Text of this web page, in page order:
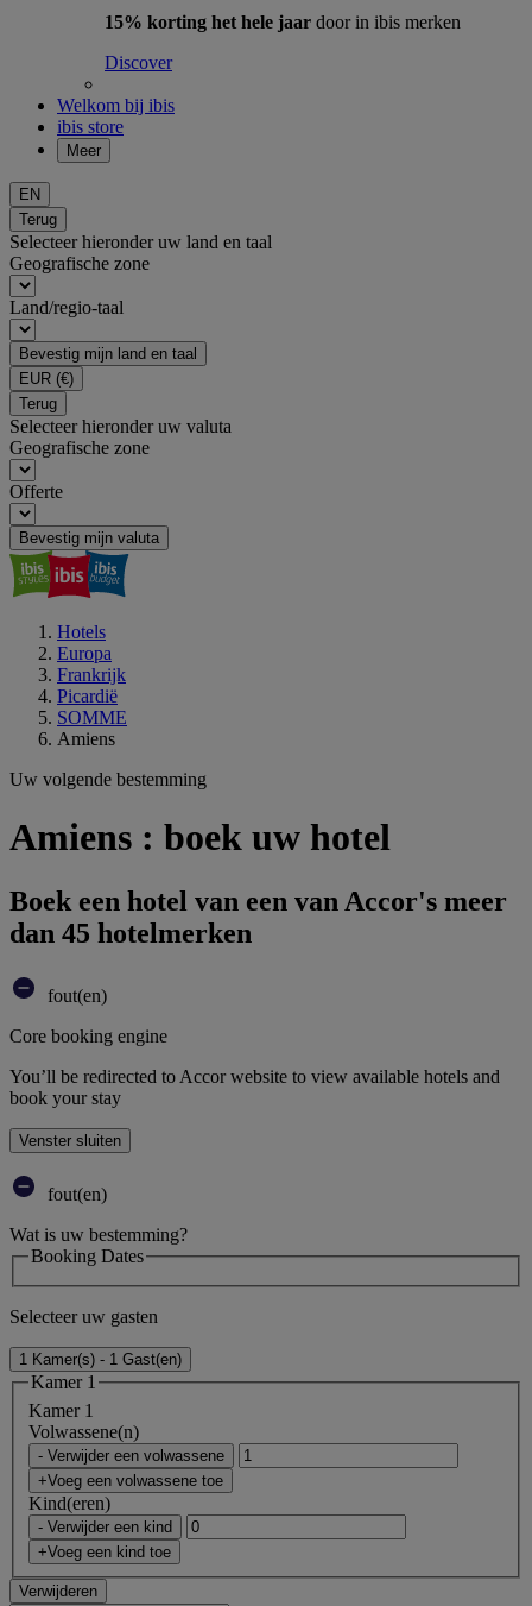
15% korting het hele jaar door in ibis merken
Discover
Welkom bij ibis
ibis store
Meer
EN
Terug
Selecteer hieronder uw land en taal
Geografische zone
Land/regio-taal
Bevestig mijn land en taal
EUR (€)
Terug
Selecteer hieronder uw valuta
Geografische zone
Offerte
Bevestig mijn valuta
Hotels
Europa
Frankrijk
Picardië
SOMME
Amiens
Uw volgende bestemming
Amiens : boek uw hotel
Boek een hotel van een van Accor's meer
dan 45 hotelmerken
fout(en)
Core booking engine
You’ll be redirected to Accor website to view available hotels and
book your stay
Venster sluiten
fout(en)
Wat is uw bestemming?
Booking Dates
Selecteer uw gasten
1 Kamer(s) - 1 Gast(en)
Kamer 1
Kamer 1
Volwassene(n)
- Verwijder een volwassene
+Voeg een volwassene toe
Kind(eren)
- Verwijder een kind
+Voeg een kind toe
Verwijderen